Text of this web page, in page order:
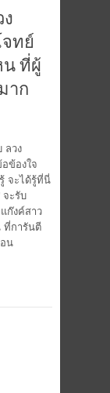
ง
ทย์
น ที่ผู้
าก
ลวง
ข้องใจ
จะได้รู้ที่นี่
จะรับ
ก๊งค์สาว
ที่การันตี
น